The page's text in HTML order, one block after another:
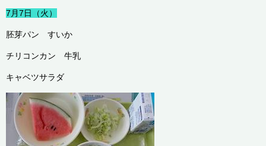
7月7日（火）
胚芽パン すいか
チリコンカン 牛乳
キャベツサラダ